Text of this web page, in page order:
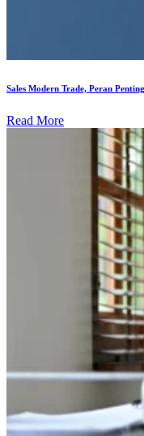
Sales Modern Trade, Peran
Read More